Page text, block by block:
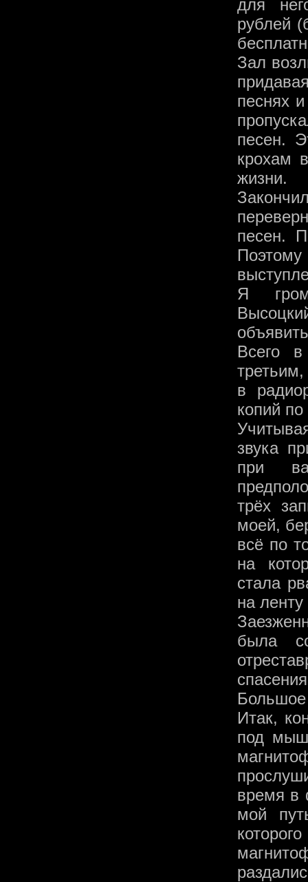
для
рублей
Зал
песнях
песен.
крохам
жизни.
песен.
Я
Всего
в
копий
звука
при
трёх
моей,
всё по
на
стала
на
была
Итак,
под
время в
мой